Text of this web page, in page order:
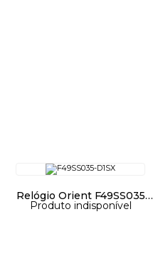
Relógio Orient F49SS035
D1SX
Produto indisponível